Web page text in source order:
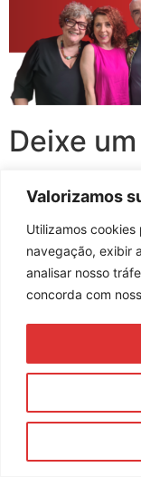
Valorizamos
Utilizamos
navegação, exibir
analisar nosso
concorda com
Deixe
Assine nossa
Política